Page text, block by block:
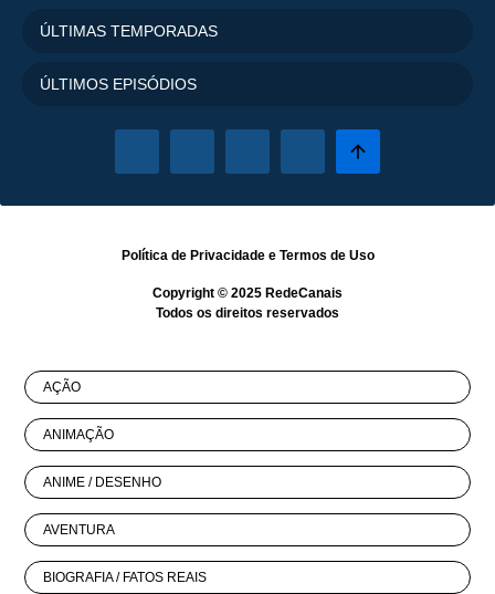
ÚLTIMAS TEMPORADAS
ÚLTIMOS EPISÓDIOS
Política de Privacidadee Termos de Uso
Copyright © 2025 RedeCanais
Todos os direitos reservados
AÇÃO
ANIMAÇÃO
ANIME / DESENHO
AVENTURA
BIOGRAFIA / FATOS REAIS